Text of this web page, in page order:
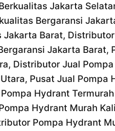
Jakarta
Bergaransi
Barat,
Jakarta
Distributor Jual
Pusat Jual
Hydrant
Hydrant Murah
Pompa Hydrant